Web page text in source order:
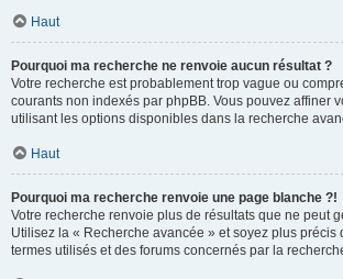
Haut
Pourquoi ma recherche ne renvoie aucun résultat ?
Votre recherche est probablement trop vague ou
courants non indexés par phpBB. Vous pouvez affiner
utilisant les options disponibles dans la recherche
Haut
Pourquoi ma recherche renvoie une page blanche ?!
Votre recherche renvoie plus de résultats que ne peut
Utilisez la « Recherche avancée » et soyez plus précis
termes utilisés et des forums concernés par la